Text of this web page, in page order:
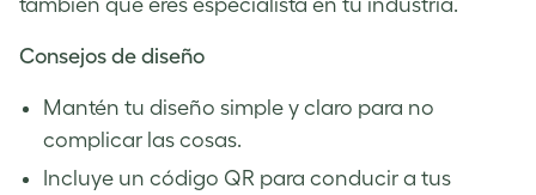
también que eres especialista en tu industria.
Consejos de diseño
Mantén tu diseño simple y claro para no
complicar las cosas.
Incluye un código QR para conducir a tus